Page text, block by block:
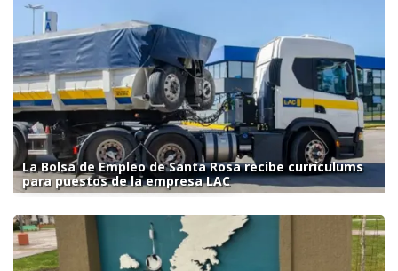
La Bolsa de Empleo de Santa Rosa recibe currículums
para puestos de la empresa LAC